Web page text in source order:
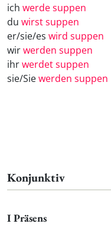
ich werde suppen
du wirst suppen
er/sie/es wird suppen
wirwerden suppen
ihrwerdet suppen
sie/Siewerden suppen
Konjunktiv
I Präsens